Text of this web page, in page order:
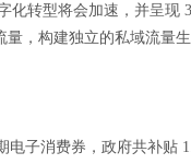
化转型将会加速，并呈
，构建独立的私域流量生
子消费券，政府共补贴